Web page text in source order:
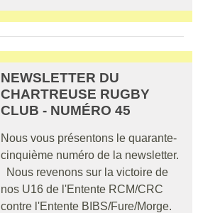
NEWSLETTER DU
CHARTREUSE RUGBY
CLUB - NUMÉRO 45
Nous vous présentons le quarante-
cinquième numéro de la newsletter.
Nous revenons sur la victoire de
nos U16 de l'Entente RCM/CRC
contre l'Entente BIBS/Fure/Morge.